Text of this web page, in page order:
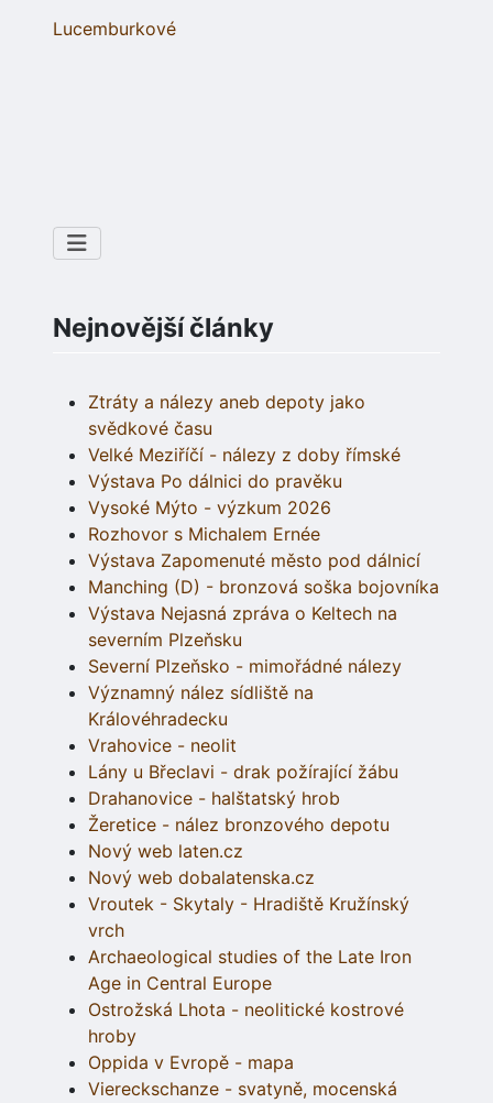
Lucemburkové
Nejnovější články
Ztráty a nálezy aneb depoty jako
svědkové času
Velké Meziříčí - nálezy z doby římské
Výstava Po dálnici do pravěku
Vysoké Mýto - výzkum 2026
Rozhovor s Michalem Ernée
Výstava Zapomenuté město pod dálnicí
Manching (D) - bronzová soška bojovníka
Výstava Nejasná zpráva o Keltech na
severním Plzeňsku
Severní Plzeňsko - mimořádné nálezy
Významný nález sídliště na
Královéhradecku
Vrahovice - neolit
Lány u Břeclavi - drak požírající žábu
Drahanovice - halštatský hrob
Žeretice - nález bronzového depotu
Nový web laten.cz
Nový web dobalatenska.cz
Vroutek - Skytaly - Hradiště Kružínský
vrch
Archaeological studies of the Late Iron
Age in Central Europe
Ostrožská Lhota - neolitické kostrové
hroby
Oppida v Evropě - mapa
Viereckschanze - svatyně, mocenská